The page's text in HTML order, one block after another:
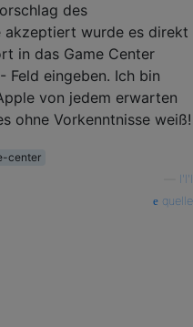
des
akzeptiert wurde es direkt
in das Game Center
Feld eingeben. Ich bin
von jedem erwarten
ohne Vorkenntnisse weiß!
center
l'l'l
quelle